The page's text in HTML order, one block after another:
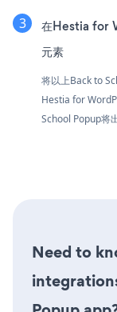
在Hestia for
元素
将以上Back to
Hestia for
School Popup将
Need to